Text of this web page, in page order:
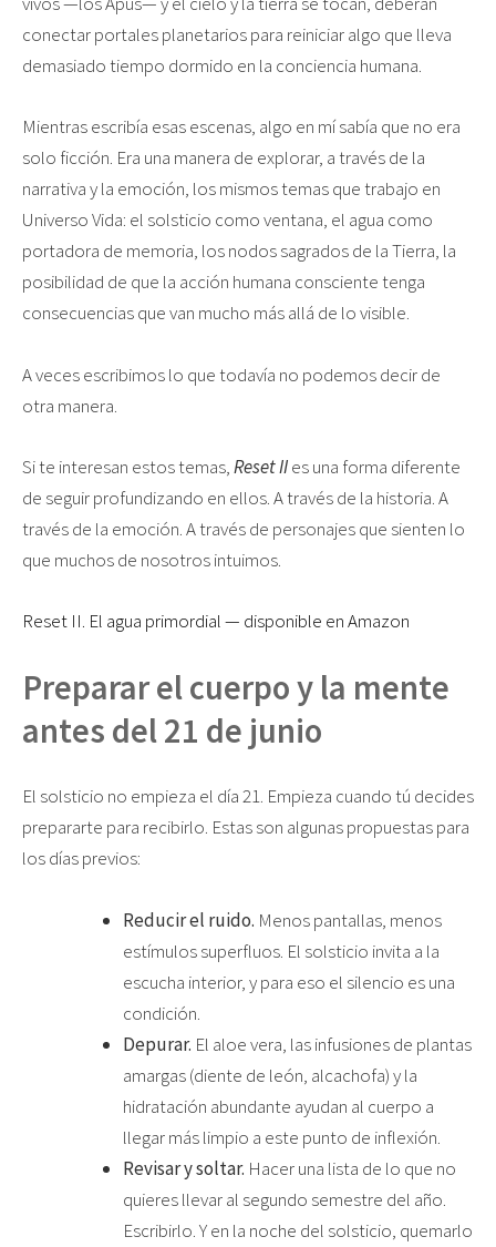
conectar portales planetarios para reiniciar algo que lleva
demasiado tiempo dormido en la conciencia humana.
Mientras escribía esas escenas, algo en mí sabía que no era
solo ficción. Era una manera de explorar, a través de la
narrativa y la emoción, los mismos temas que trabajo en
Universo Vida: el solsticio como ventana, el agua como
portadora de memoria, los nodos sagrados de la Tierra, la
posibilidad de que la acción humana consciente tenga
consecuencias que van mucho más allá de lo visible.
A veces escribimos lo que todavía no podemos decir de
otra manera.
Si te interesan estos temas,Reset IIes una forma diferente
de seguir profundizando en ellos. A través de la historia. A
través de la emoción. A través de personajes que sienten lo
que muchos de nosotros intuimos.
Reset II. El agua primordial — disponible en Amazon
Preparar el cuerpo y la mente
antes del 21 de junio
El solsticio no empieza el día 21. Empieza cuando tú decides
prepararte para recibirlo. Estas son algunas propuestas para
los días previos:
Reducir el ruido. Menos pantallas, menos
estímulos superfluos. El solsticio invita a la
escucha interior, y para eso el silencio es una
condición.
Depurar. El aloe vera, las infusiones de plantas
amargas (diente de león, alcachofa) y la
hidratación abundante ayudan al cuerpo a
llegar más limpio a este punto de inflexión.
Revisar y soltar. Hacer una lista de lo que no
quieres llevar al segundo semestre del año.
Escribirlo. Y en la noche del solsticio, quemarlo